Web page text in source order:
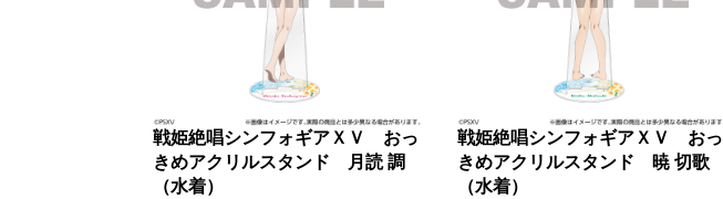
戦姫絶唱シンフォギアＸＶ おっ
きめアクリルスタンド 月読 調
（水着）
戦姫絶唱シンフォギアＸＶ おっ
きめアクリルスタンド 暁 切歌
（水着）